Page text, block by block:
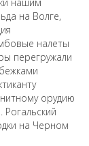
на Волге,
налеты
перегружали
орудию
на Черном